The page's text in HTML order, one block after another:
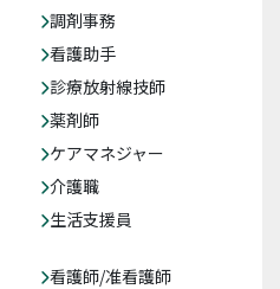
調剤事務
看護助手
診療放射線技師
薬剤師
ケアマネジャー
介護職
生活支援員
看護師/准看護師